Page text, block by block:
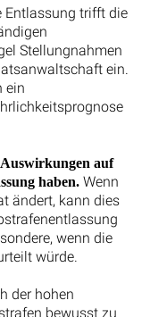
Entlassung trifft die
Stellungnahmen
ein.
ein
Auswirkungen auf
haben. Wenn
ändert, kann dies
wenn die
würde.
der hohen
bewusst zu